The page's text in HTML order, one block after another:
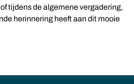
tijdens de algemene vergadering,
herinnering heeft aan dit mooie